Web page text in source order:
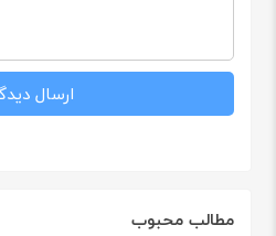
مطالب محبوب